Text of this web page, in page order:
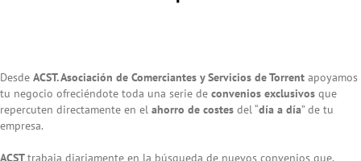
Desde ACST. Asociación de Comerciantes y Servicios de Torrent apoyamos
tu negocio ofreciéndote toda una serie de convenios exclusivos que
repercuten directamente en el ahorro de costes del “día a día” de tu
empresa.
ACSTtrabaja diariamente en la búsqueda de nuevos convenios que,